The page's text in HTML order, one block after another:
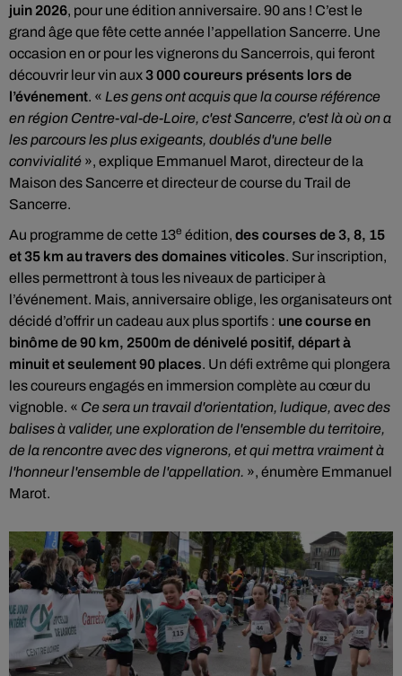
juin 2026, pour une édition anniversaire. 90 ans ! C’est le
grand âge que fête cette année l’appellation Sancerre. Une
occasion en or pour les vignerons du Sancerrois, qui feront
découvrir leur vin aux3 000 coureurs présents lors de
l’événement. « Les gens ont acquis que la course référence
en région Centre-val-de-Loire, c'est Sancerre, c'est là où on a
les parcours les plus exigeants, doublés d'une belle
convivialité », explique Emmanuel Marot, directeur de la
Maison des Sancerre et directeur de course du Trail de
Sancerre.
Au programme de cette 13e édition, des courses de 3, 8, 15
et 35 km au travers des domaines viticoles. Sur inscription,
elles permettront à tous les niveaux de participer à
l’événement. Mais, anniversaire oblige, les organisateurs ont
décidé d’offrir un cadeau aux plus sportifs : une course en
binôme de 90 km, 2500m de dénivelé positif, départ à
minuit et seulement 90 places. Un défi extrême qui plongera
les coureurs engagés en immersion complète au cœur du
vignoble. « Ce sera un travail d'orientation, ludique, avec des
balises à valider, une exploration de l'ensemble du territoire,
de la rencontre avec des vignerons, et qui mettra vraiment à
l'honneur l'ensemble de l'appellation. », énumère Emmanuel
Marot.